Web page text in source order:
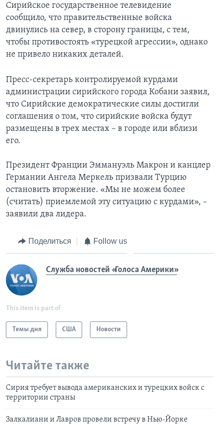
Сирийское государственное телевидение
сообщило, что правительственные войска
двинулись на север, в сторону границы, с тем,
чтобы противостоять «турецкой агрессии», однако
не привело никаких деталей.
Пресс-секретарь контролируемой курдами
администрации сирийского города Кобани заявил,
что Сирийские демократические силы достигли
соглашения о том, что сирийские войска будут
размещены в трех местах – в городе или вблизи
его.
Президент Франции Эммануэль Макрон и канцлер
Германии Ангела Меркель призвали Турцию
остановить вторжение. «Мы не можем более
(считать) приемлемой эту ситуацию с курдами», –
заявили два лидера.
Поделиться Follow us
Служба новостей «Голоса Америки»
This item is part of
Темы дня США Новости
Читайте также
Сирия требует вывода американских и турецких войск с
территории страны
Залкалиани и Лавров провели встречу в Нью-Йорке